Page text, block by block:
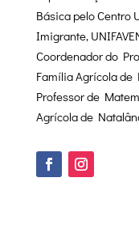
Básica pelo Centro
Imigrante,
Coordenador do
Família Agrícola de
Professor de
Agrícola de